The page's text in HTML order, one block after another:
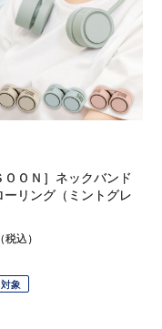
ＯＯＮ］ネックバンド
リング（ミントグレ
（税込）
象